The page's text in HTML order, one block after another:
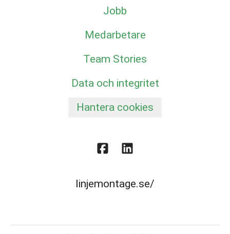
Jobb
Medarbetare
Team Stories
Data och integritet
Hantera cookies
linjemontage.se/